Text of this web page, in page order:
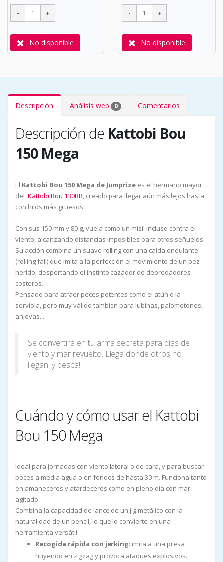
No disponible No disponible
Descripción Análisis web 0 Comentarios
Descripción de Kattobi Bou
150 Mega
El Kattobi Bou 150 Mega de Jumprize es el hermano mayor
del Kattobi Bou 130BR, creado para llegar aún más lejos hasta
con hilos más gruesos.
Con sus 150 mm y 80 g, vuela como un misil incluso contra el
viento, alcanzando distancias imposibles para otros señuelos.
Su acción combina un suave rolling con una caída ondulante
(rolling fall) que imita a la perfección el movimiento de un pez
herido, despertando el instinto cazador de depredadores
costeros.
Pensado para atraer peces potentes como el atún o la
serviola, pero muy válido tambien para lubinas, palometones,
anjovas...
Se convertirá en tu arma secreta para días de
viento y mar revuelto. Llega donde otros no
llegan ¡y pesca!.
Cuándo y cómo usar el Kattobi
Bou 150 Mega
Ideal para jornadas con viento lateral o de cara, y para buscar
peces a media agua o en fondos de hasta 30 m. Funciona tanto
en amaneceres y atardeceres como en pleno día con mar
agitado.
Combina la capacidad de lance de un jig metálico con la
naturalidad de un pencil, lo que lo convierte en una
herramienta versátil.
Recogida rápida con jerking: imita a una presa
huyendo en zigzag y provoca ataques explosivos.